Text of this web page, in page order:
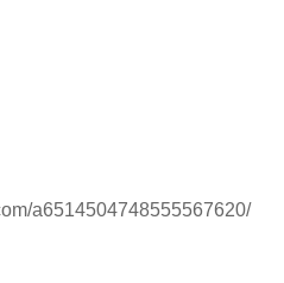
a6514504748555567620/